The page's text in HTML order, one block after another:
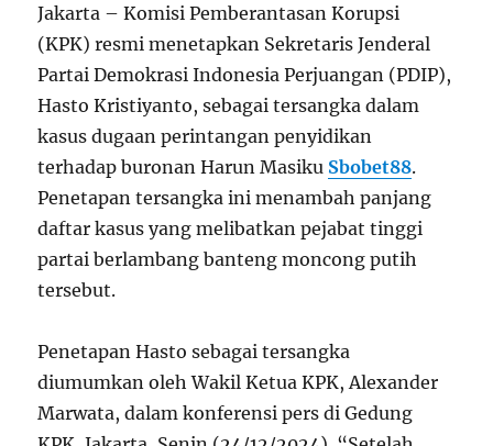
Jakarta – Komisi Pemberantasan Korupsi
(KPK) resmi menetapkan Sekretaris Jenderal
Partai Demokrasi Indonesia Perjuangan (PDIP),
Hasto Kristiyanto, sebagai tersangka dalam
kasus dugaan perintangan penyidikan
terhadap buronan Harun Masiku Sbobet88.
Penetapan tersangka ini menambah panjang
daftar kasus yang melibatkan pejabat tinggi
partai berlambang banteng moncong putih
tersebut.
Penetapan Hasto sebagai tersangka
diumumkan oleh Wakil Ketua KPK, Alexander
Marwata, dalam konferensi pers di Gedung